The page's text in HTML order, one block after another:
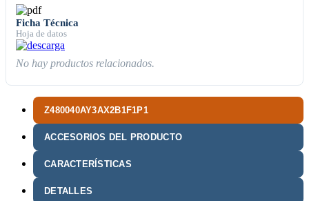
Z480040AY3AX2B1F1P1
ACCESORIOS DEL PRODUCTO
CARACTERÍSTICAS
DETALLES
Ficha Técnica
Hoja de datos
No hay productos relacionados.